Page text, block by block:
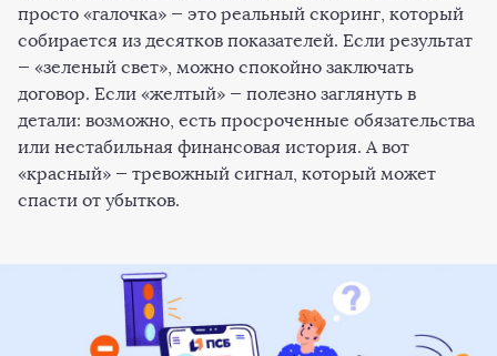
просто «галочка» — это реальный скоринг, который
собирается из десятков показателей. Если результат
— «зеленый свет», можно спокойно заключать
договор. Если «желтый» — полезно заглянуть в
детали: возможно, есть просроченные обязательства
или нестабильная финансовая история. А вот
«красный» — тревожный сигнал, который может
спасти от убытков.